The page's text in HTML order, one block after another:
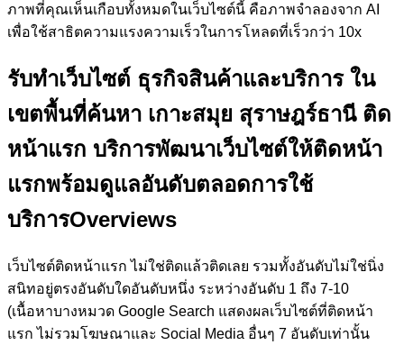
ภาพที่คุณเห็นเกือบทั้งหมดในเว็บไซต์นี้ คือภาพจำลองจาก AI
เพื่อใช้สาธิตความแรงความเร็วในการโหลดที่เร็วกว่า 10x
รับทำเว็บไซต์ ธุรกิจสินค้าและบริการ ใน
เขตพื้นที่ค้นหา เกาะสมุย สุราษฎร์ธานี ติด
หน้าแรก บริการพัฒนาเว็บไซต์ให้ติดหน้า
แรกพร้อมดูแลอันดับตลอดการใช้
บริการOverviews
เว็บไซต์ติดหน้าแรก ไม่ใช่ติดแล้วติดเลย รวมทั้งอันดับไม่ใช่นิ่ง
สนิทอยู่ตรงอันดับใดอันดับหนึ่ง ระหว่างอันดับ 1 ถึง 7-10
(เนื้อหาบางหมวด Google Search แสดงผลเว็บไซต์ที่ติดหน้า
แรก ไม่รวมโฆษณาและ Social Media อื่นๆ 7 อันดับเท่านั้น